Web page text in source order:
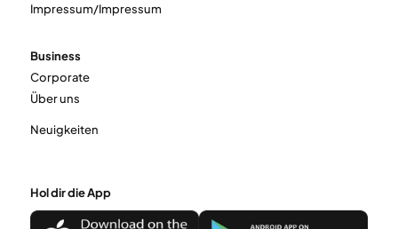
Impressum/Impressum
Business
Corporate
Über uns
Neuigkeiten
Hol dir die App